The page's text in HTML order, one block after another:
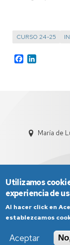
CURSO 24-25
Facebook
María de
Aviso Legal
Utilizamos
experiencia de
Al hacer click en
establezcamos
Aceptar